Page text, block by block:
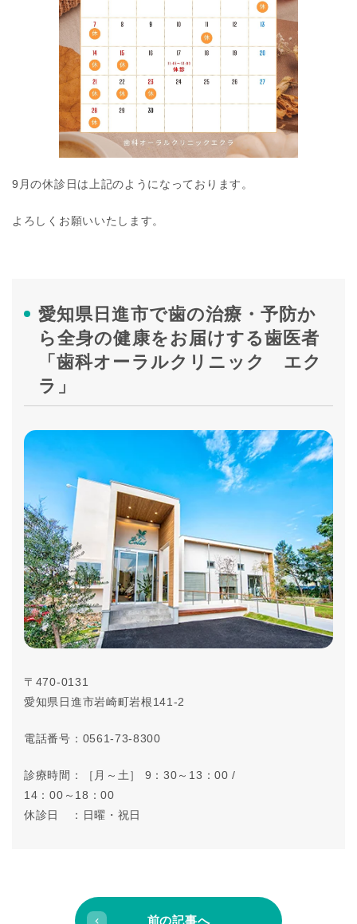
9月の休診日は上記のようになっております。
よろしくお願いいたします。
愛知県日進市で歯の治療・予防か
ら全身の健康をお届けする歯医者
「歯科オーラルクリニック エク
ラ」
〒470-0131
愛知県日進市岩崎町岩根141-2
電話番号：0561-73-8300
診療時間：［月～土］ 9：30～13：00 /
14：00～18：00
休診日 ：日曜・祝日
前の記事へ